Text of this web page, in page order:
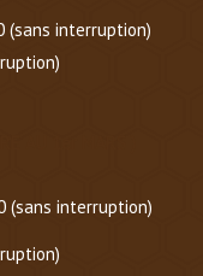
(sans interruption)
(sans interruption)